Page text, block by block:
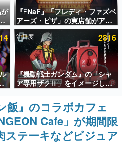
以上！ ページビュー数万以上！ などな
読まれた、電ファミ渾身の“殿堂入り”記
。
ターの方々に製作時のエピソードをお
る企画（ゲーム）とは何か？を探ってい
が
『FNaF』「フレディ・ファズベ
アーズ・ピザ」の実店舗がアメ
リカの商業施設「American
Dream」に2027年オープン！
ScottGamesとの共同開発、食
事だけでなくステージショーや
没入型のホラー体験も楽しめる
注目度 2816
『機動戦士ガンダム』の「シャ
ア専用ザクⅡ」をイメージした
散水ホースリールが予約開始。
本体にはシャアのパーソナルマ
ークやジオン公国軍のエンブレ
ム、型式番号などを配置
飯』のコラボカフェ
Cafe」が期間限
ステーキなどビジュア